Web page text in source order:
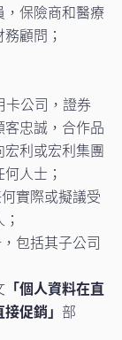
，保險商和醫療
顧問；
卡公司，證券
忠誠，合作品
利或宏利集團
人士；
實際或擬議受
包括其子公司
「個人資料在直
促銷」 部